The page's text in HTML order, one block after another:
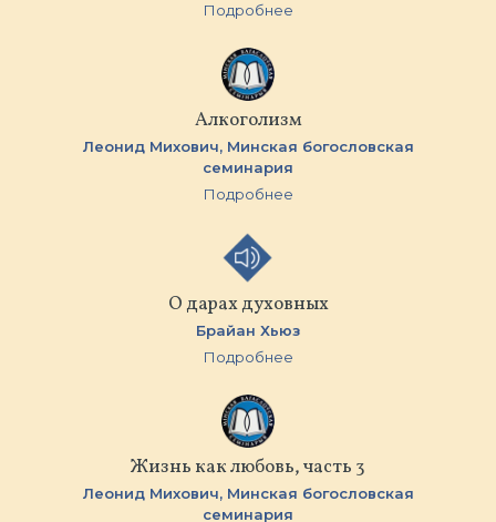
Подробнее
Алкоголизм
Леонид Михович, Минская бoгословская
семинария
Подробнее
О дарах духовных
Брайан Хьюз
Подробнее
Жизнь как любовь, часть 3
Леонид Михович, Минская бoгословская
семинария